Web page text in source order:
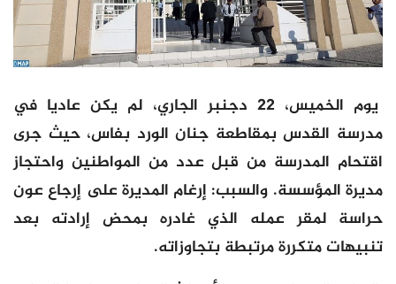
يوم الخميس، 22 دجنبر الجاري، لم يكن عاديا في
مدرسة القدس بمقاطعة جنان الورد بفاس، حيث جرى
اقتحام المدرسة من قبل عدد من المواطنين واحتجاز
مديرة المؤسسة. والسبب: إرغام المديرة على إرجاع عون
حراسة لمقر عمله الذي غادره بمحض إرادته بعد
تنبيهات متكررة مرتبطة بتجاوزاته.